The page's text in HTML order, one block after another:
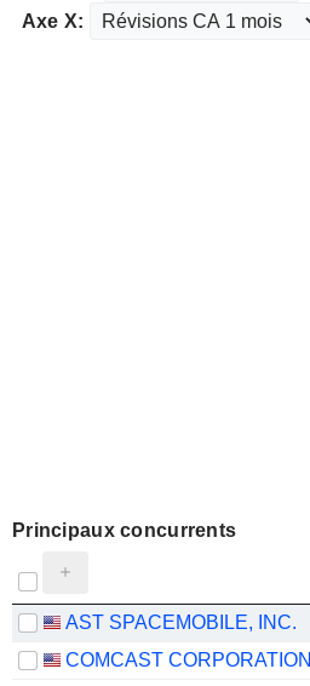
Axe X:
Principaux concurrents
AST SPACEMOBILE, INC.
COMCAST CORPORATION